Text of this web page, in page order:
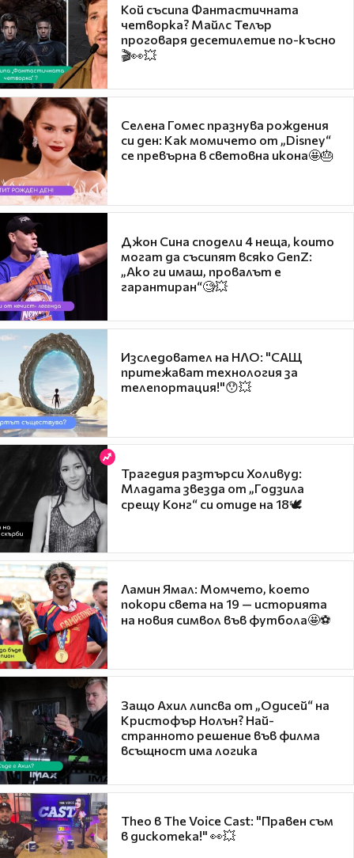
Кой съсипа Фантастичната
четворка? Майлс Телър
проговаря десетилетие по-късно
🎬👀💥
Селена Гомес празнува рождения
си ден: Как момичето от „Disney“
се превърна в световна икона🤩🎂
Джон Сина сподели 4 неща, които
могат да съсипят всяко GenZ:
„Ако ги имаш, провалът е
гарантиран“🧐💥
Изследовател на НЛО: "САЩ
притежават технология за
телепортация!"😯💥
Трагедия разтърси Холивуд:
Младата звезда от „Годзила
срещу Конг“ си отиде на 18🕊️
Ламин Ямал: Момчето, което
покори света на 19 — историята
на новия символ във футбола🤩⚽
Защо Ахил липсва от „Одисей“ на
Кристофър Нолън? Най-
странното решение във филма
всъщност има логика
Theo в The Voice Cast: "Правен съм
в дискотека!" 👀💥